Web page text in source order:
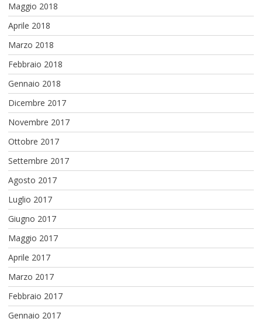
Maggio 2018
Aprile 2018
Marzo 2018
Febbraio 2018
Gennaio 2018
Dicembre 2017
Novembre 2017
Ottobre 2017
Settembre 2017
Agosto 2017
Luglio 2017
Giugno 2017
Maggio 2017
Aprile 2017
Marzo 2017
Febbraio 2017
Gennaio 2017